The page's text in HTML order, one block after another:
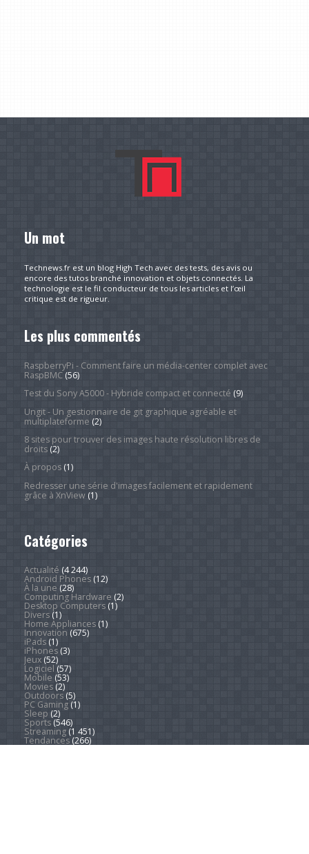
Un mot
Technews.fr est un blog High Tech avec des tests, des avis ou
encore des tutos branché innovation et objets connectés. La
technologie est le fil conducteur de tous les articles et l’œil
critique est de rigueur.
Les plus commentés
RaspberryPi - Comment faire un média-center complet avec
RaspBMC(56)
Test du Sony A5000 - Hybride compact et connecté (9)
Ungit - Un gestionnaire de git graphique agréable et
multiplateforme (2)
8 sites pour trouver des images haute résolution libres de
droits(2)
À propos(1)
Redresser une série d'images facilement et rapidement
grâce à XnView(1)
Catégories
Actualité (4 244)
Android Phones(12)
À la une (28)
Computing Hardware (2)
Desktop Computers(1)
Divers(1)
Home Appliances(1)
Innovation (675)
iPads(1)
iPhones(3)
Jeux(52)
Logiciel (57)
Mobile (53)
Movies(2)
Outdoors(5)
PC Gaming(1)
Sleep (2)
Sports(546)
Streaming(1 451)
Tendances(266)